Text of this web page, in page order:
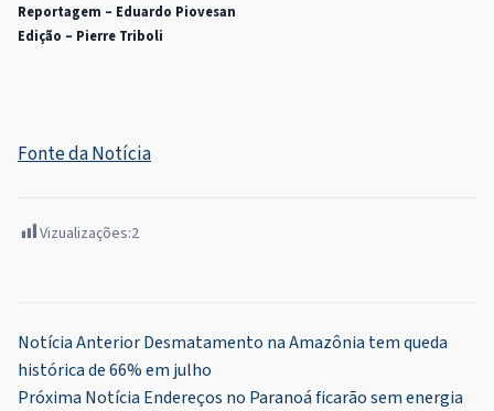
Reportagem – Eduardo Piovesan
Edição – Pierre Triboli
Fonte da Notícia
Vizualizações:2
Navegação
de
Notícia AnteriorDesmatamento na Amazônia tem queda
histórica de 66% em julho
Próxima Notícia Endereços no Paranoá ficarão sem energia